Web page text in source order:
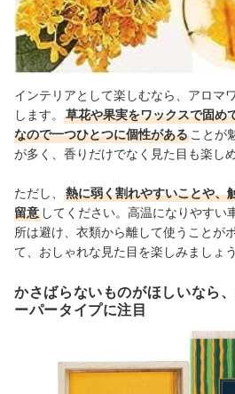
インテリアとして楽しむなら、アロマ
します。
草花や果実をワックスで固め
なので一つひとつに個性がある ことが
が多く、香りだけでなく見た目も楽しめ
ただし、
熱に弱く割れやすいことや、
留意 してください。高温になりやすい
所は避け、衣類から離して使うことが
て、おしゃれな見た目を楽しみましょう
かさばらないものがほしいなら
ーパータイプに注目